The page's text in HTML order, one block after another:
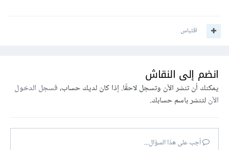
اقتباس
انضم إلى النقاش
يمكنك أن تنشر الآن وتسجل لاحقًا. إذا كان لديك حساب،فسجل الدخول
الآنلتنشر باسم حسابك.
أجب على هذا السؤال...